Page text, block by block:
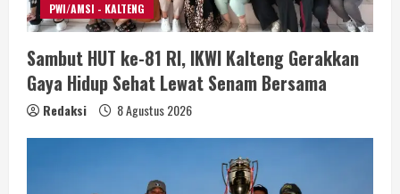
PWI/AMSI - KALTENG
Sambut HUT ke-81 RI, IKWI Kalteng Gerakkan
Gaya Hidup Sehat Lewat Senam Bersama
Redaksi 8 Agustus 2026